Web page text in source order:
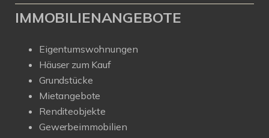
IMMOBILIENANGEBOTE
Eigentumswohnungen
Häuser zum Kauf
Grundstücke
Mietangebote
Renditeobjekte
Gewerbeimmobilien